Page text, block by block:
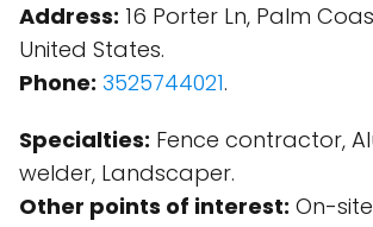
Address: 16 Porter Ln, Palm
United States.
Phone: 3525744021.
Specialties: Fence contractor,
welder, Landscaper.
Other points of interest: On-